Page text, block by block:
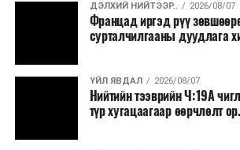
ДЭЛХИЙ НИЙТЭЭР.. 2026/08/07
Францад иргэд рүү
сурталчилгааны дуудлага
ҮЙЛ ЯВДАЛ 2026/08/07
Нийтийн тээврийн Ч:19А
түр хугацаагаар өөрчлөлт